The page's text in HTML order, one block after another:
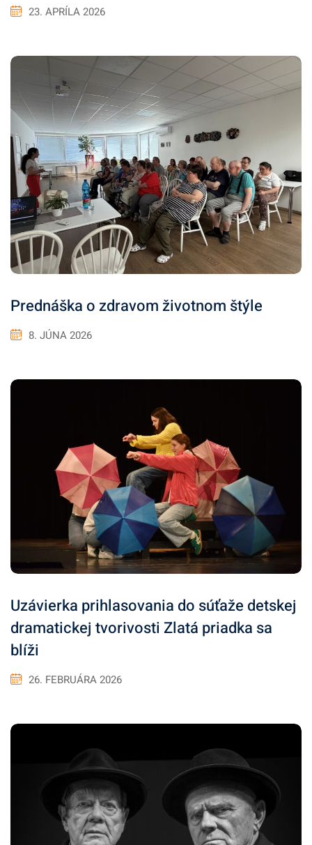
23. APRÍLA 2026
Prednáška o zdravom životnom štýle
8. JÚNA 2026
Uzávierka prihlasovania do súťaže detskej
dramatickej tvorivosti Zlatá priadka sa
blíži
26. FEBRUÁRA 2026